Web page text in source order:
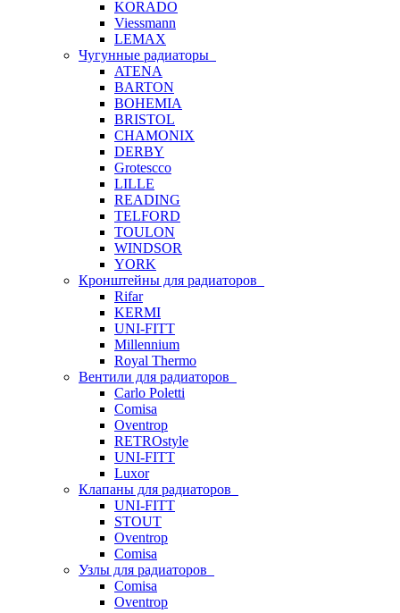
KORADO
Viessmann
LEMAX
Чугунные радиаторы
ATENA
BARTON
BOHEMIA
BRISTOL
CHAMONIX
DERBY
Grotescco
LILLE
READING
TELFORD
TOULON
WINDSOR
YORK
Кронштейны для радиаторов
Rifar
KERMI
UNI-FITT
Millennium
Royal Thermo
Вентили для радиаторов
Carlo Poletti
Comisa
Oventrop
RETROstyle
UNI-FITT
Luxor
Клапаны для радиаторов
UNI-FITT
STOUT
Oventrop
Comisa
Узлы для радиаторов
Comisa
Oventrop